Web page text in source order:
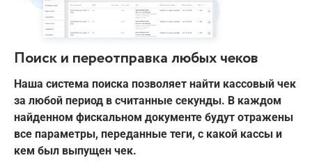
Поиск и переотправка любых чеков
Наша система поиска позволяет найти кассовый чек
за любой период в считанные секунды. В каждом
найденном фискальном документе будут отражены
все параметры, переданные теги, с какой кассы и
кем был выпущен чек.